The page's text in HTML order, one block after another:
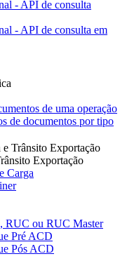
- API de consulta
- API de consulta em
de uma operação
de documentos por tipo
Trânsito Exportação
Exportação
Carga
RUC ou RUC Master
Pré ACD
Pós ACD